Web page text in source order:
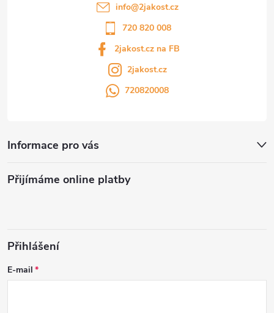
info@2jakost.cz
720 820 008
2jakost.cz na FB
2jakost.cz
720820008
Informace pro vás
Přijímáme online platby
Přihlášení
E-mail